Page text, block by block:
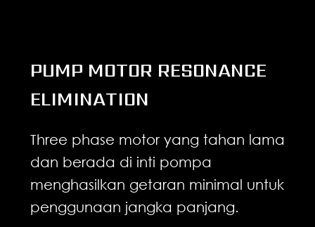
PUMP MOTOR RESONANCE
ELIMINATION
Three phase motor yang tahan lama
dan berada di inti pompa
menghasilkan getaran minimal untuk
penggunaan jangka panjang.